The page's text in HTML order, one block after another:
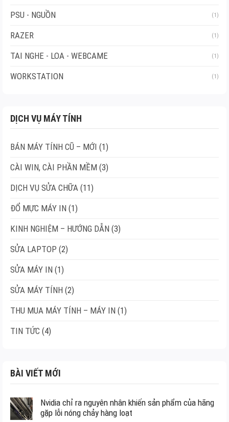
PSU - NGUỒN (1)
RAZER (1)
TAI NGHE - LOA - WEBCAME (1)
WORKSTATION (1)
DỊCH VỤ MÁY TÍNH
BÁN MÁY TÍNH CŨ – MỚI (1)
CÀI WIN, CÀI PHẦN MỀM (3)
DỊCH VỤ SỬA CHỮA (11)
ĐỔ MỰC MÁY IN (1)
KINH NGHIỆM – HƯỚNG DẪN (3)
SỬA LAPTOP (2)
SỬA MÁY IN (1)
SỬA MÁY TÍNH (2)
THU MUA MÁY TÍNH – MÁY IN (1)
TIN TỨC (4)
BÀI VIẾT MỚI
Nvidia chỉ ra nguyên nhân khiến sản phẩm của hãng
gặp lỗi nóng chảy hàng loạt